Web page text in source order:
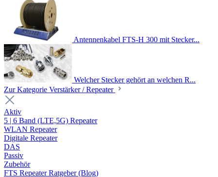
Antennenkabel FTS-H 300 mit Stecker...
Welcher Stecker gehört an welchen R...
Zur Kategorie Verstärker / Repeater
Aktiv
5 | 6 Band (LTE,5G) Repeater
WLAN Repeater
Digitale Repeater
DAS
Passiv
Zubehör
FTS Repeater Ratgeber (Blog)